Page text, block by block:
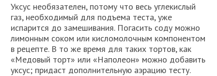
Уксус необязателен, потому что весь углекислый
газ, необходимый для подъема теста, уже
испарится до замешивания. Погасить соду можно
лимонным соком или кисломолочным компонентом
в рецепте. В то же время для таких тортов, как
«Медовый торт» или «Наполеон» можно добавить
уксус; придаст дополнительную аэрацию тесту.